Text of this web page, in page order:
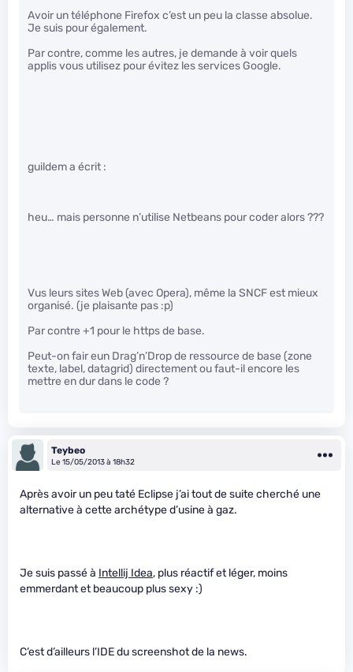
Avoir un téléphone Firefox c’est un peu la classe absolue.
Je suis pour également.
Par contre, comme les autres, je demande à voir quels
applis vous utilisez pour évitez les services Google.
guildem a écrit :
heu… mais personne n’utilise Netbeans pour coder alors ???
Vus leurs sites Web (avec Opera), même la SNCF est mieux
organisé. (je plaisante pas :p)
Par contre +1 pour le https de base.
Peut-on fair eun Drag’n’Drop de ressource de base (zone
texte, label, datagrid) directement ou faut-il encore les
mettre en dur dans le code ?
Teybeo
Le 15/05/2013 à 18h32
Après avoir un peu taté Eclipse j’ai tout de suite cherché une
alternative à cette archétype d’usine à gaz.
Je suis passé à Intellij Idea, plus réactif et léger, moins
emmerdant et beaucoup plus sexy :)
C’est d’ailleurs l’IDE du screenshot de la news.